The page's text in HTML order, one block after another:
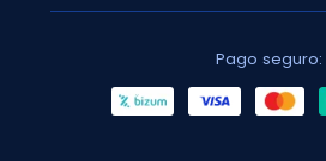
Pago seguro: